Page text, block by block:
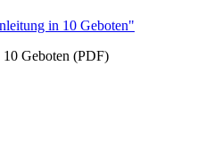
Geboten (PDF)